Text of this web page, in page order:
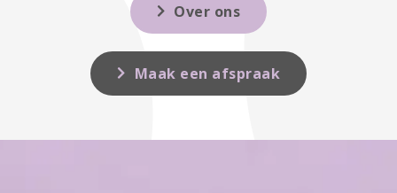
Over ons
Maak een afspraak